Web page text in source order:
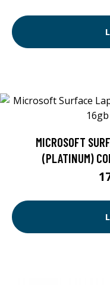
MICROSOFT
(PLATINUM)